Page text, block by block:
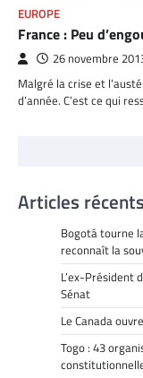
EUROPE
France : Peu
26 novembre
Malgré la crise et
d’année. C’est ce qui
Articles récents
Bogotá tourne
reconnaît la
L’ex-Président
Sénat
Le Canada
Togo : 43